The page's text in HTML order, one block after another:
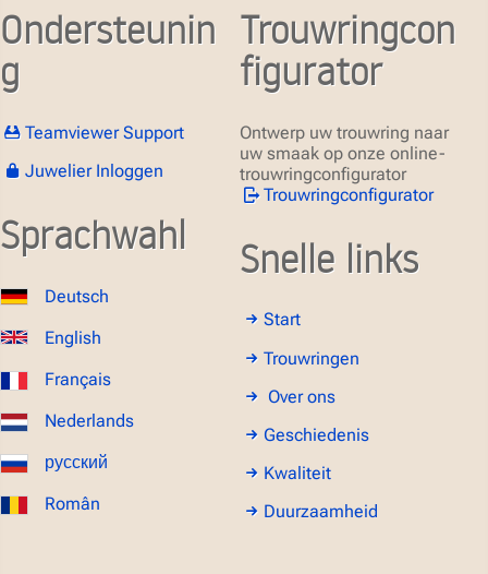
Ondersteunin
g
Teamviewer Support
Juwelier Inloggen
Sprachwahl
Deutsch
English
Français
Nederlands
русский
Român
Trouwringcon
figurator
Ontwerp uw trouwring naar
uw smaak op onze online-
trouwringconfigurator
Trouwringconfigurator
Snelle links
Start
Trouwringen
Over ons
Geschiedenis
Kwaliteit
Duurzaamheid